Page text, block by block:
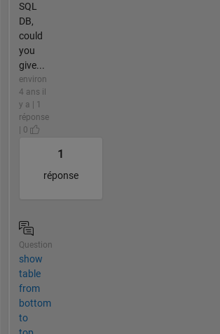
SQL
DB,
could
you
give...
environ
4 ans il
y a | 1
réponse
| 0
1
réponse
Question
show
table
from
bottom
to